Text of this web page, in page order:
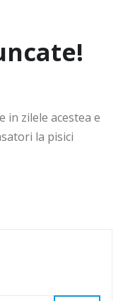
in zilele acestea e
la pisici